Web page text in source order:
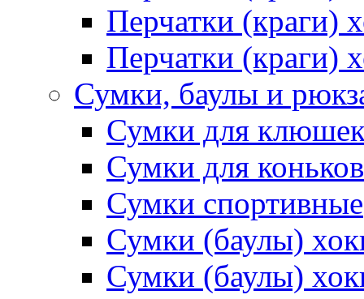
Перчатки (краги)
Перчатки (краги)
Сумки, баулы и
Сумки для
Сумки для коньков
Сумки спортивные
Сумки (баулы)
Сумки (баулы)